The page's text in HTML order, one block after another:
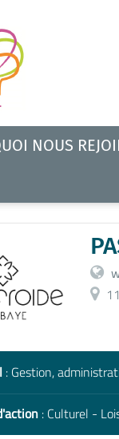
NOUS
: Gestion,
: Culturel -